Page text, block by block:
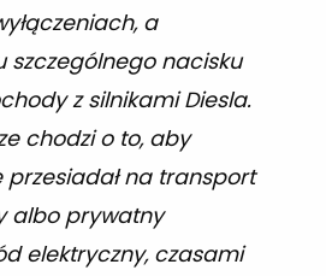
a
szczególnego nacisku
z silnikami Diesla.
chodzi o to, aby
przesiadał na transport
albo prywatny
elektryczny, czasami